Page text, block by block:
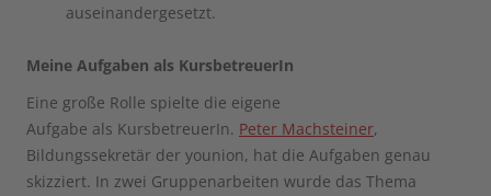
auseinandergesetzt.
Meine Aufgaben als KursbetreuerIn
Eine große Rolle spielte die eigene
Aufgabe als KursbetreuerIn. Peter Machsteiner,
Bildungssekretär der younion, hat die Aufgaben genau
skizziert. In zwei Gruppenarbeiten wurde das Thema